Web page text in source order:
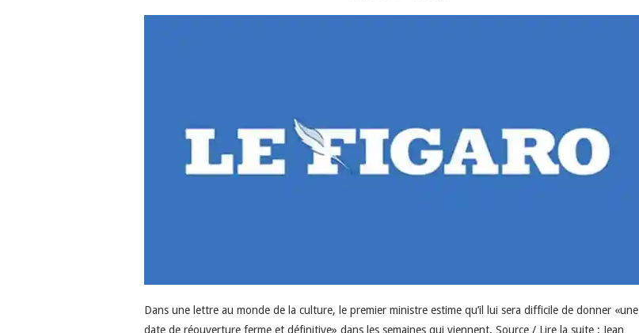
Dans une lettre au monde de la culture, le premier ministre estime qu’il lui sera difficile de donner «une
date de réouverture ferme et définitive» dans les semaines qui viennent. Source / Lire la suite : Jean